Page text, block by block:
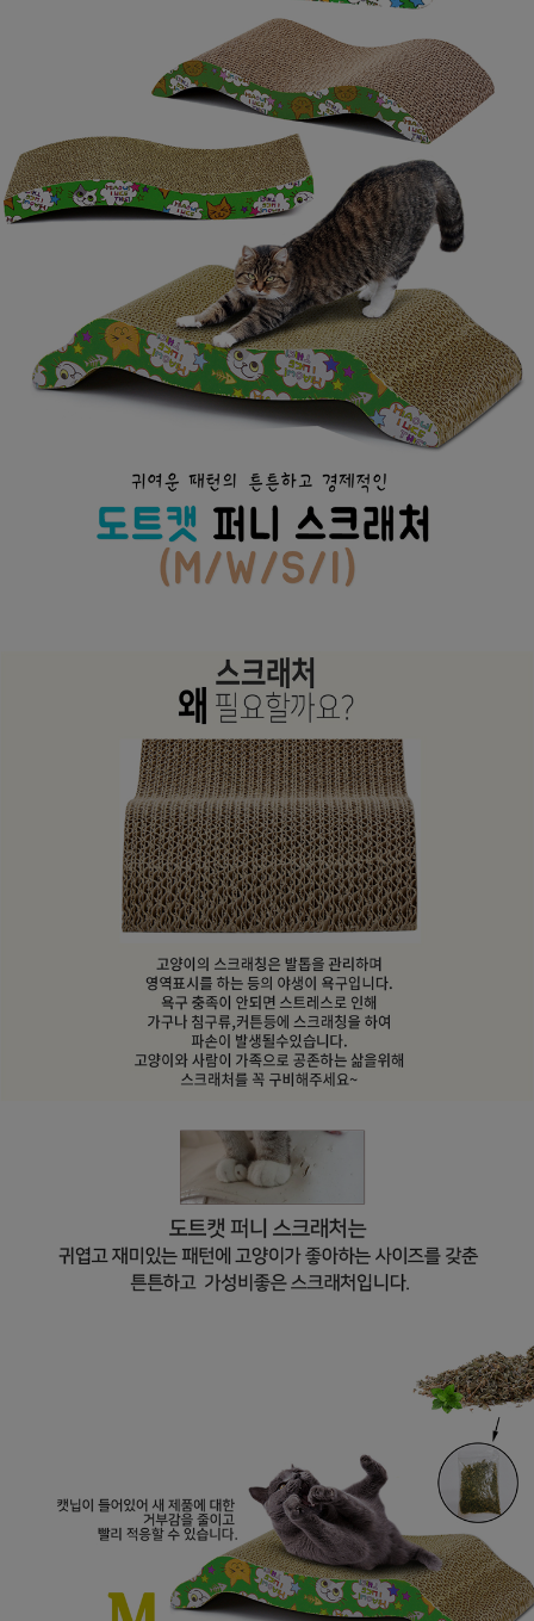
페이코 ID로
PAYCO 바로